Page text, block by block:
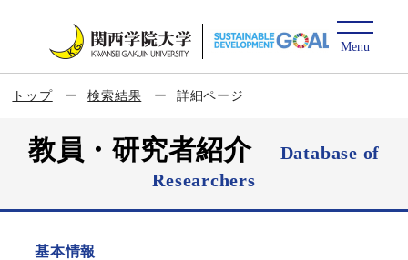
トップ 検索結果 詳細ページ
教員・研究者紹介
Database of
Researchers
基本情報